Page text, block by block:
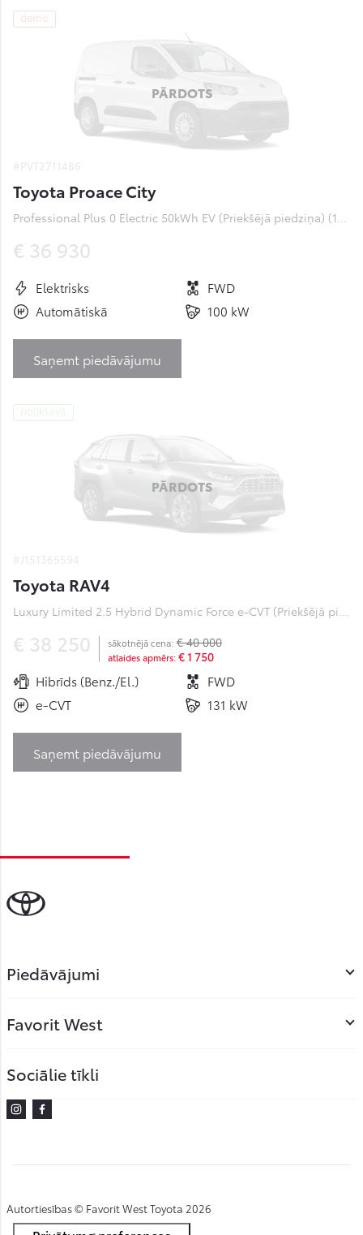
demo
PĀRDOTS
Toyota Proace City
Professional Plus 0 Electric 50kWh EV (Priekšējā piedziņa) (100 kW)
€ 36 930
Elektrisks
FWD
Automātiskā
100 kW
Saņemt piedāvājumu
noliktavā
PĀRDOTS
Toyota RAV4
Luxury Limited 2.5 Hybrid Dynamic Force e-CVT (Priekšējā piedziņa) (131 kW)
€ 38 250 sākotnējā cena: € 40 000
atlaides apmērs: € 1 750
Hibrīds (Benz./El.)
FWD
e-CVT
131 kW
Saņemt piedāvājumu
Piedāvājumi
Favorit West
Sociālie tīkli
Instagram
Facebook
Autortiesības © Favorit West Toyota 2026